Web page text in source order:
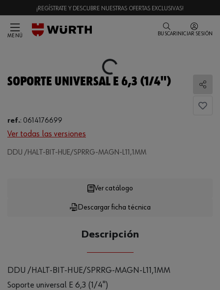
¡REGÍSTRATE Y DESCUBRE NUESTRAS OFERTAS EXCLUSIVAS!
MENÚ BUSCAR INICIAR SESIÓN
Loading...
SOPORTE UNIVERSAL E 6,3 (1/4")
ref.: 0614176699
Ver todas las versiones
DDU /HALT-BIT-HUE/SPRRG-MAGN-L11,1MM
Loading...
Descargar ficha técnica
Ver catálogo
Descripción
DDU /HALT-BIT-HUE/SPRRG-MAGN-L11,1MM
Soporte universal E 6,3 (1/4")